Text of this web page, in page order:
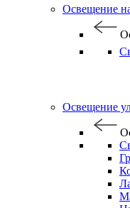
Освещение
Освещение